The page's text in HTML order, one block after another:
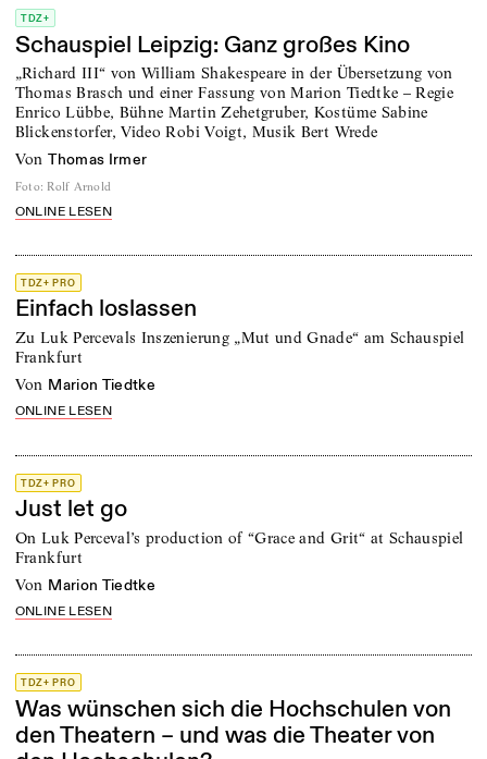
TDZ+
Schauspiel Leipzig: Ganz großes Kino
„Richard III“ von William Shakespeare in der Übersetzung von
Thomas Brasch und einer Fassung von Marion Tiedtke – Regie
Enrico Lübbe, Bühne Martin Zehetgruber, Kostüme Sabine
Blickenstorfer, Video Robi Voigt, Musik Bert Wrede
von Thomas Irmer
Foto: Rolf Arnold
ONLINE LESEN
TDZ+ PRO
Einfach loslassen
Zu Luk Percevals Inszenierung „Mut und Gnade“ am Schauspiel
Frankfurt
von Marion Tiedtke
ONLINE LESEN
TDZ+ PRO
Just let go
On Luk Perceval’s production of “Grace and Grit“ at Schauspiel
Frankfurt
von Marion Tiedtke
ONLINE LESEN
TDZ+ PRO
Was wünschen sich die Hochschulen von
den Theatern – und was die Theater von